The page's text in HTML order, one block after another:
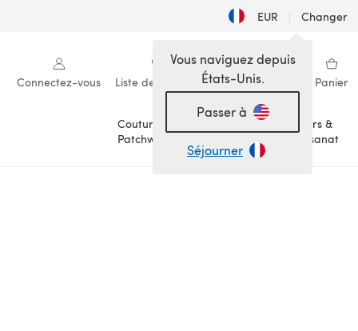
EUR | Changer
Connectez-vous Liste de souhaits Ma bibliothèque Panier
Couture &
Patchwork
Loisirs &
Artisanat
Vous naviguez depuis
États-Unis.
Passer à
Séjourner